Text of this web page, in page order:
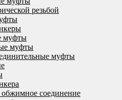
резьбой
муфты
муфты
муфты
соединение